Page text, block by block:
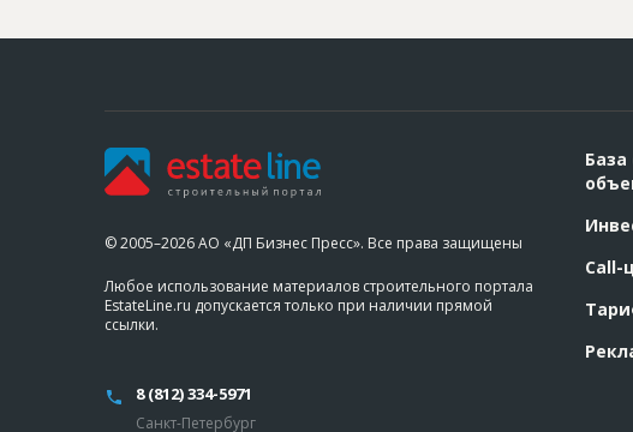
© 2005–2026 АО «ДП Бизнес Пресс». Все права защищены
Любое использование материалов строительного портала
EstateLine.ru допускается только при наличии прямой
ссылки.
8 (812) 334-5971
Санкт-Петербург
Call-